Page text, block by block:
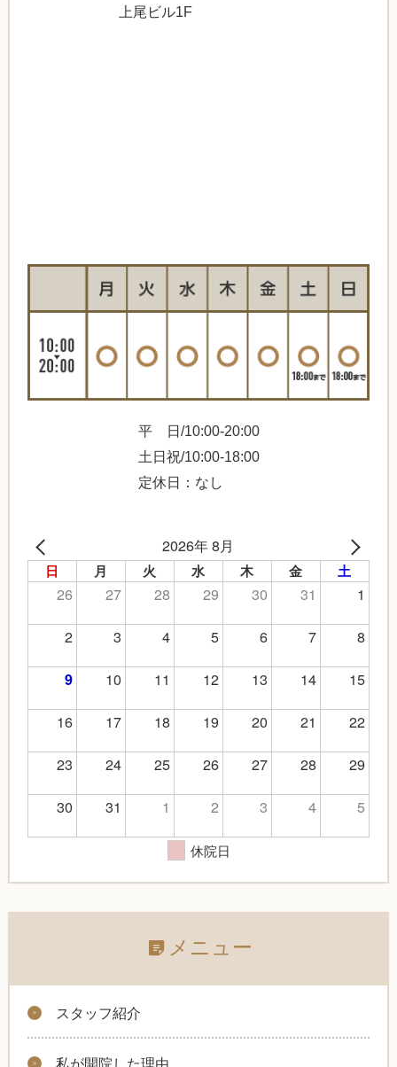
上尾ビル1F
平 日/10:00-20:00
土日祝/10:00-18:00
定休日：なし
2026年 8月
日 月 火 水 木 金 土
26 27 28 29 30 31
1
2
3 4 5 6 7 8
9 10 11 12 13 14
15
16
17 18 19 20 21
22
23
24 25 26 27 28
29
30
31 1 2 3 4 5
休院日
メニュー
スタッフ紹介
私が開院した理由